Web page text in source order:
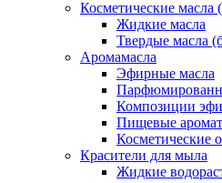
Косметические масла
Жидкие масла
Твердые масла
Аромамасла
Эфирные масла
Композиции
Пищевые
Косметические
Красители для мыла
Жидкие